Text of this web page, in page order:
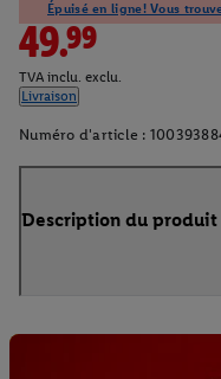
Épuisé en ligne! Vous
49.99
TVA inclu. exclu.
Livraison
Numéro d'article :
Description du produit